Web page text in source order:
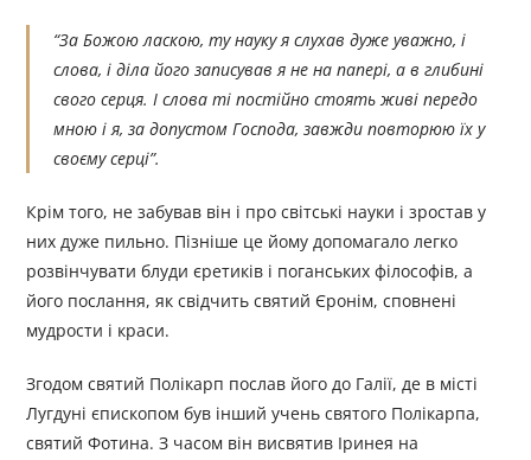
“За Божою ласкою, ту науку я слухав дуже уважно, і
слова, і діла його записував я не на папері, а в глибині
свого серця. І слова ті постійно стоять живі передо
мною і я, за допустом Господа, завжди повторюю їх у
своєму серці”.
Крім того, не забував він і про світські науки і зростав у
них дуже пильно. Пізніше це йому допомагало легко
розвінчувати блуди єретиків і поганських філософів, а
його послання, як свідчить святий Єронім, сповнені
мудрости і краси.
Згодом святий Полікарп послав його до Галії, де в місті
Лугдуні єпископом був інший учень святого Полікарпа,
святий Фотина. З часом він висвятив Іринея на